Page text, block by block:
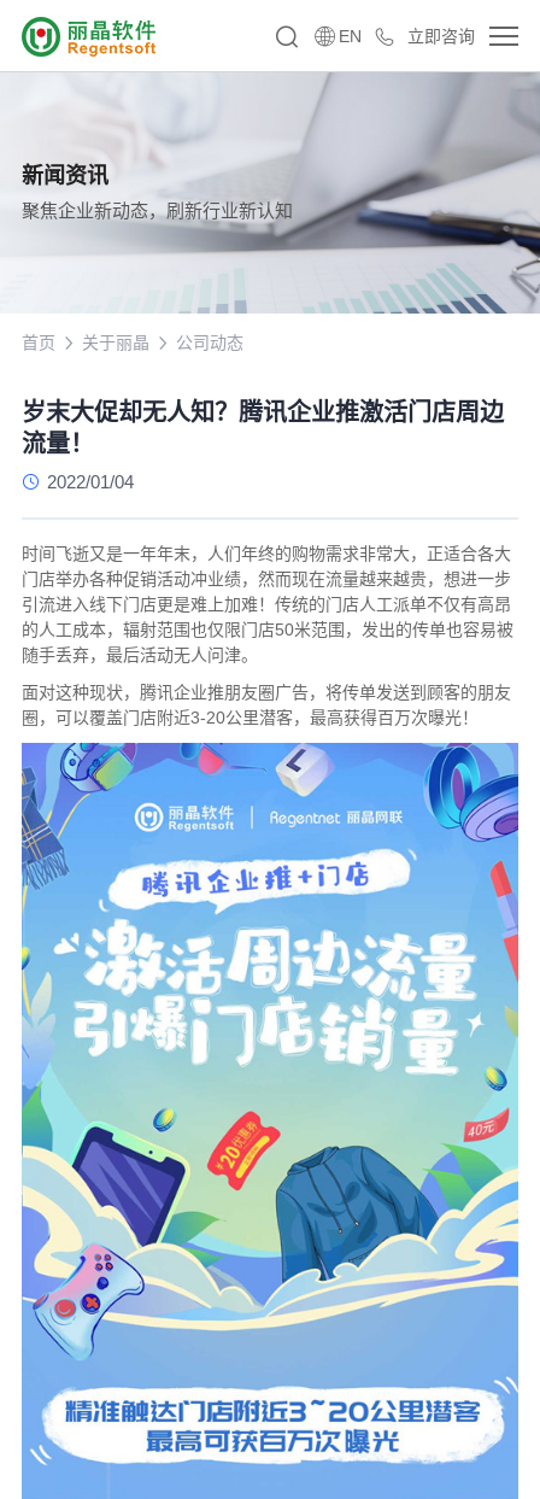
立即咨询
EN
新闻资讯
聚焦企业新动态，刷新行业新认知
首页 关于丽晶 公司动态
岁末大促却无人知？腾讯企业推激活门店周边
流量！
2022/01/04
时间飞逝又是一年年末，人们年终的购物需求非常大，正适合各大
门店举办各种促销活动冲业绩，然而现在流量越来越贵，想进一步
引流进入线下门店更是难上加难！传统的门店人工派单不仅有高昂
的人工成本，辐射范围也仅限门店50米范围，发出的传单也容易被
随手丢弃，最后活动无人问津。
面对这种现状，腾讯企业推朋友圈广告，将传单发送到顾客的朋友
圈，可以覆盖门店附近3-20公里潜客，最高获得百万次曝光！